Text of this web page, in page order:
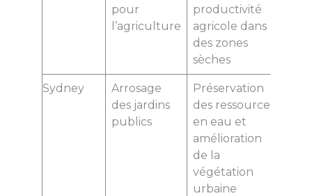
pour
l’agriculture
productivité
agricole dans
des zones
sèches
Sydney
Arrosage
des jardins
publics
Préservation
des ressources
en eau et
amélioration
de la
végétation
urbaine